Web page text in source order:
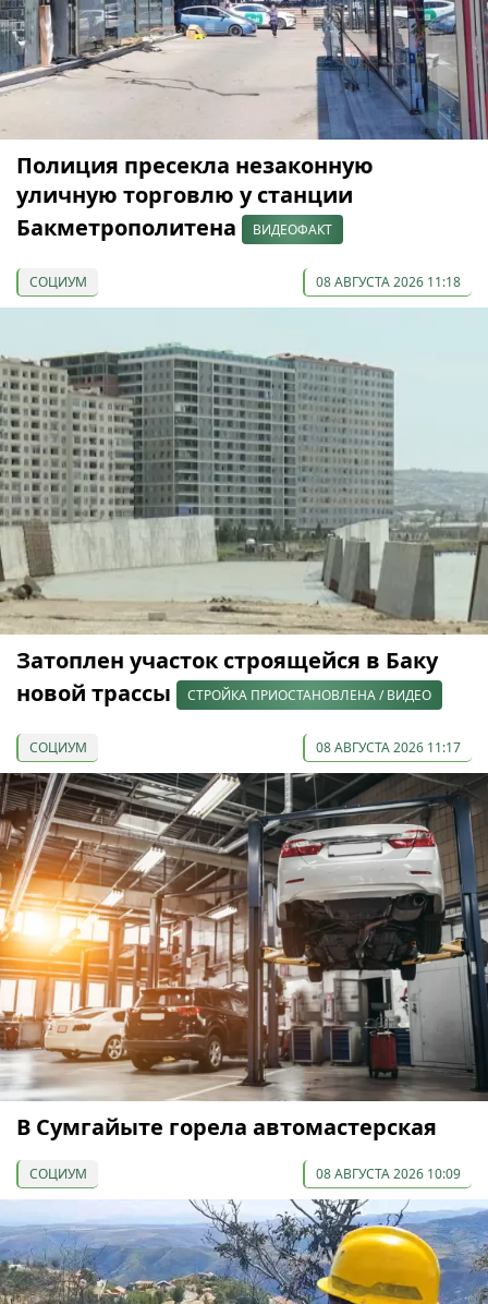
Полиция пресекла незаконную
уличную торговлю у станции
Бакметрополитена
ВИДЕОФАКТ
СОЦИУМ 08 АВГУСТА 2026 11:18
Затоплен участок строящейся в Баку
новой трассы
СТРОЙКА ПРИОСТАНОВЛЕНА / ВИДЕО
СОЦИУМ 08 АВГУСТА 2026 11:17
В Сумгайыте горела автомастерская
СОЦИУМ 08 АВГУСТА 2026 10:09